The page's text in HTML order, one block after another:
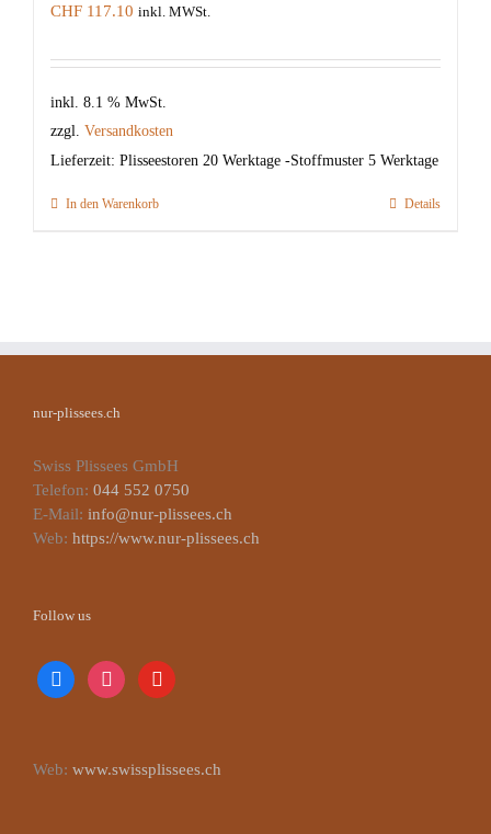
CHF 117.10 inkl. MWSt.
inkl. 8.1 % MwSt.
zzgl. Versandkosten
Lieferzeit: Plisseestoren 20 Werktage -Stoffmuster 5 Werktage
In den Warenkorb Details
nur-plissees.ch
Swiss Plissees GmbH
Telefon: 044 552 0750
E-Mail: info@nur-plissees.ch
Web: https://www.nur-plissees.ch
Follow us
facebookinstagramyoutube
Web: www.swissplissees.ch